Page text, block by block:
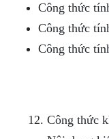
Công thức
Công thức
Công thức
Công thức